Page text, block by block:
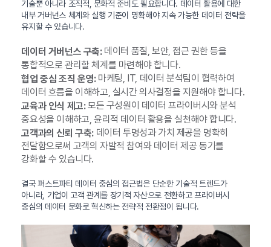
기술뿐 아니라 조직적, 문화적 준비도 필요합니다. 데이터 활용에 대한
내부 거버넌스 체계와 실행 기준이 명확해야 지속 가능한 데이터 전략을
유지할 수 있습니다.
데이터 거버넌스 구축:데이터 품질, 보안, 접근 권한 등을
통합적으로 관리할 체계를 마련해야 합니다.
협업 중심 조직 운영:마케팅, IT, 데이터 분석팀이 협력하여
데이터 흐름을 이해하고, 실시간 의사결정을 지원해야 합니다.
교육과 인식 제고:모든 구성원이 데이터 프라이버시와 분석
중요성을 이해하고, 윤리적 데이터 활용을 실천해야 합니다.
고객과의 신뢰 구축:데이터 투명성과 가치 제공을 명확히
전달함으로써 고객의 자발적 참여와 데이터 제공 동기를
강화할 수 있습니다.
결국 퍼스트파티 데이터 중심의 접근법은 단순한 기술적 트렌드가
아니라, 기업이 고객 관계를 장기적 자산으로 전환하고 프라이버시
중심의 데이터 문화로 혁신하는 전략적 전환점이 됩니다.